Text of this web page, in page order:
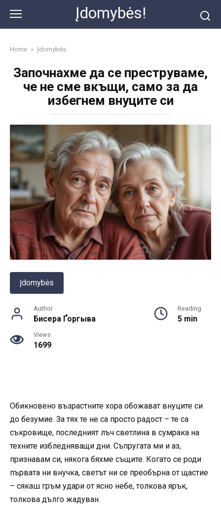
content
Įdomybės!
Home » Įdomybės
Започнахме да се преструваме,
че не сме вкъщи, само за да
избегнем внуците си
Įdomybės
Author
Бисера Ґоргыва
Reading
5 min
Views
1699
Обикновено възрастните хора обожават внуците си
до безумие. За тях те не са просто радост – те са
съкровище, последният лъч светлина в сумрака на
техните избледняващи дни. Съпругата ми и аз,
признавам си, някога бяхме същите. Когато се роди
първата ни внучка, светът ни се преобърна от щастие
– сякаш гръм удари от ясно небе, толкова ярък,
толкова дълго жадуван.